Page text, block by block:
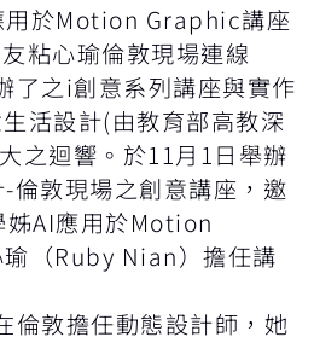
用於Motion Graphic講座
心瑜倫敦現場連線
之i創意系列講座與實作
活設計(由教育部高教深
之迴響。於11月1日舉辦
倫敦現場之創意講座，邀
姊AI應用於Motion
（Ruby Nian）擔任講
敦擔任動態設計師，她